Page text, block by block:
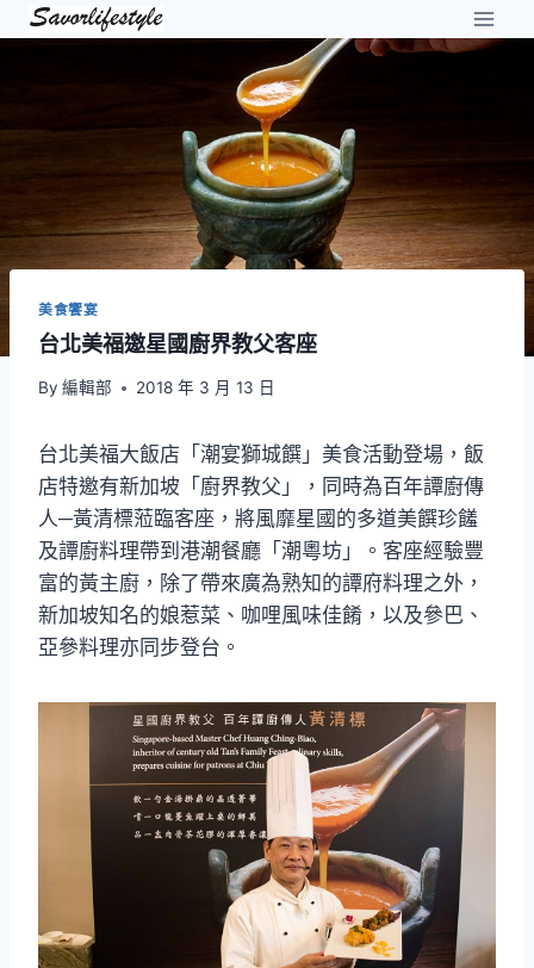
Skip
美食饗宴
台北美福邀星國廚界教父客座
By 編輯部 2018 年 3 月 13 日
台北美福大飯店「潮宴獅城饌」美食活動登場，飯
店特邀有新加坡「廚界教父」，同時為百年譚廚傳
人─黃清標蒞臨客座，將風靡星國的多道美饌珍饈
及譚廚料理帶到港潮餐廳「潮粵坊」。客座經驗豐
富的黃主廚，除了帶來廣為熟知的譚府料理之外，
新加坡知名的娘惹菜、咖哩風味佳餚，以及參巴、
亞參料理亦同步登台。